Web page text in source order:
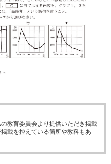
教育委員会より提供いただき掲載
載を控えている箇所や教科もあ